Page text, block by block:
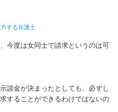
する弁護士
今度は女同士で請求というのは可
談金が決まったとしても、必ずし
することができるわけではないの